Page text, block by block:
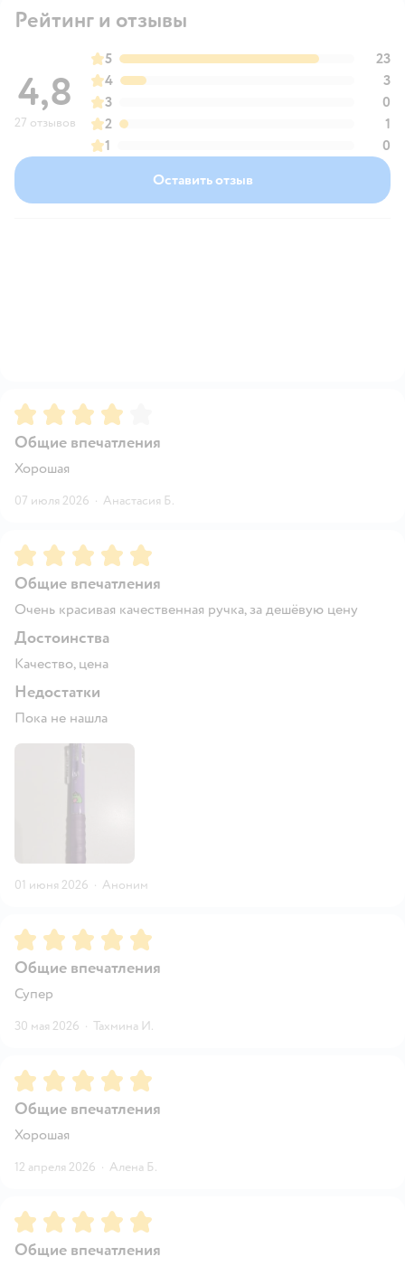
Рейтинг и отзывы
4,8
27 отзывов
5
23
4
3
3
0
2
1
1
0
Оставить отзыв
Рейтинг:4
Общие впечатления
Хорошая
07 июля 2026 · Анастасия Б.
Рейтинг:5
Общие впечатления
Очень красивая качественная ручка, за дешёвую цену
Достоинства
Качество, цена
Недостатки
Пока не нашла
01 июня 2026 · Аноним
Рейтинг:5
Общие впечатления
Супер
30 мая 2026 · Тахмина И.
Рейтинг:5
Общие впечатления
Хорошая
12 апреля 2026 · Алена Б.
Рейтинг:5
Общие впечатления